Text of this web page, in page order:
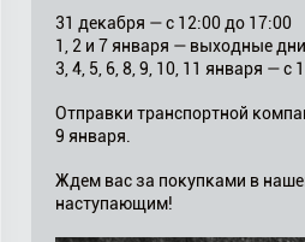
31 декабря — с 12:00 до 17:00
1, 2 и 7 января — выходные дни
3, 4, 5, 6, 8, 9, 10, 11 января — с
Отправки транспортной
9 января.
Ждем вас за покупками в
наступающим!